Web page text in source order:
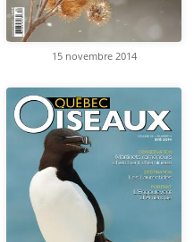
15 novembre 2014